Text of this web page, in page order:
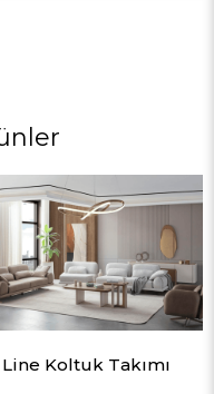
Line Koltuk Takımı